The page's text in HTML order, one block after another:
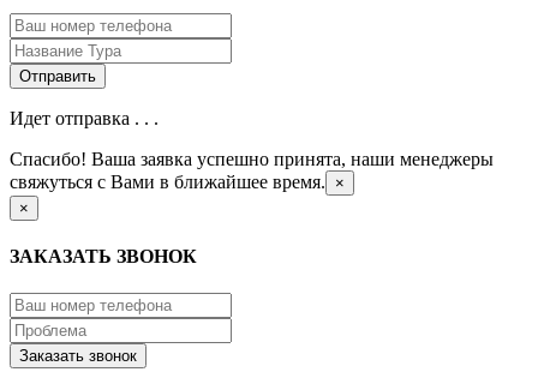
Идет отправка . . .
Спасибо! Ваша заявка успешно принята, наши менеджеры
свяжуться с Вами в ближайшее время.
×
×
ЗАКАЗАТЬ ЗВОНОК